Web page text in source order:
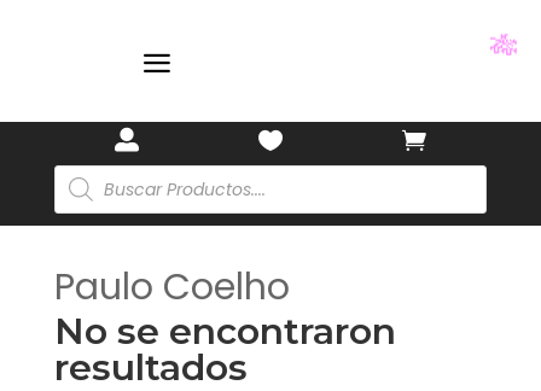
a
 

Búsqueda
de
productos
Paulo Coelho
No se encontraron
resultados